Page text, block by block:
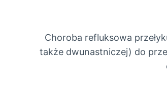
Choroba refluksowa
także dwunastniczej) do